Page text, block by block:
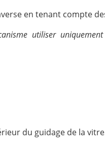
en tenant compte
utiliser
du guidage de la